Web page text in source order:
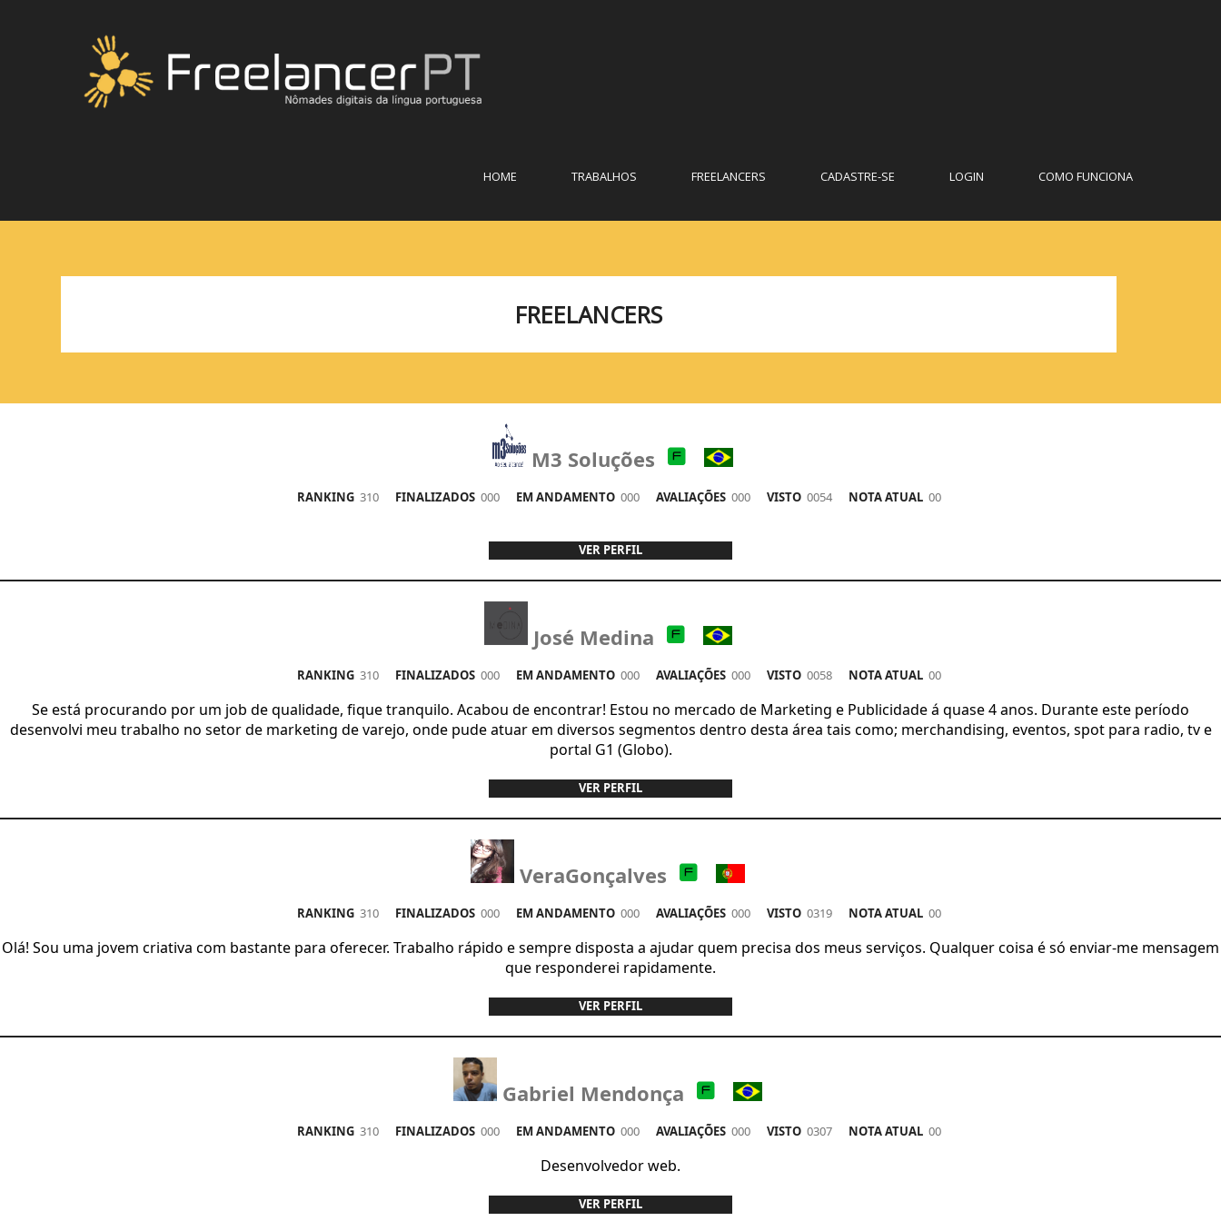
HOME TRABALHOS FREELANCERS CADASTRE-SE LOGIN COMO FUNCIONA
FREELANCERS
M3 Soluções
RANKING 310FINALIZADOS 000EM ANDAMENTO 000AVALIAÇÕES 000VISTO 0054NOTA ATUAL 00
VER PERFIL
José Medina
RANKING 310FINALIZADOS 000EM ANDAMENTO 000AVALIAÇÕES 000VISTO 0058NOTA ATUAL 00
Se está procurando por um job de qualidade, fique tranquilo. Acabou de encontrar! Estou no mercado de Marketing e Publicidade á quase 4 anos. Durante este período
desenvolvi meu trabalho no setor de marketing de varejo, onde pude atuar em diversos segmentos dentro desta área tais como; merchandising, eventos, spot para radio, tv e
portal G1 (Globo).
VER PERFIL
VeraGonçalves
RANKING 310FINALIZADOS 000EM ANDAMENTO 000AVALIAÇÕES 000VISTO 0319NOTA ATUAL 00
Olá! Sou uma jovem criativa com bastante para oferecer. Trabalho rápido e sempre disposta a ajudar quem precisa dos meus serviços. Qualquer coisa é só enviar-me mensagem
que responderei rapidamente.
VER PERFIL
Gabriel Mendonça
RANKING 310FINALIZADOS 000EM ANDAMENTO 000AVALIAÇÕES 000VISTO 0307NOTA ATUAL 00
Desenvolvedor web.
VER PERFIL